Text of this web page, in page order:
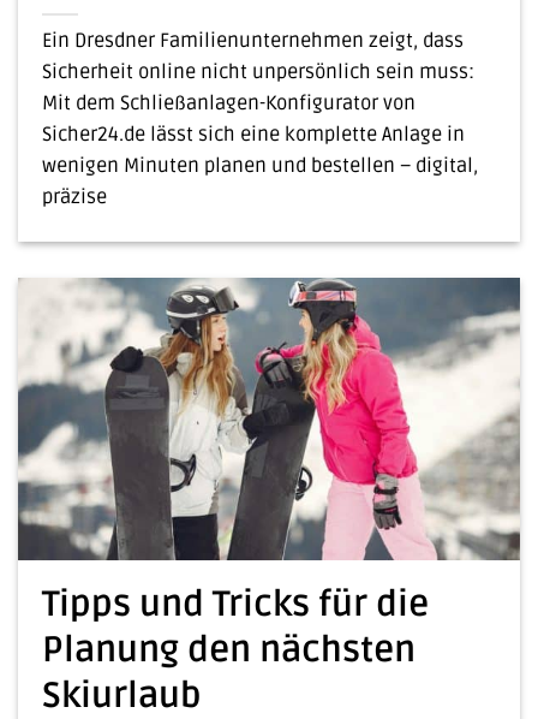
Ein Dresdner Familienunternehmen zeigt, dass
Sicherheit online nicht unpersönlich sein muss:
Mit dem Schließanlagen-Konfigurator von
Sicher24.de lässt sich eine komplette Anlage in
wenigen Minuten planen und bestellen – digital,
präzise
Tipps und Tricks für die
Planung den nächsten
Skiurlaub